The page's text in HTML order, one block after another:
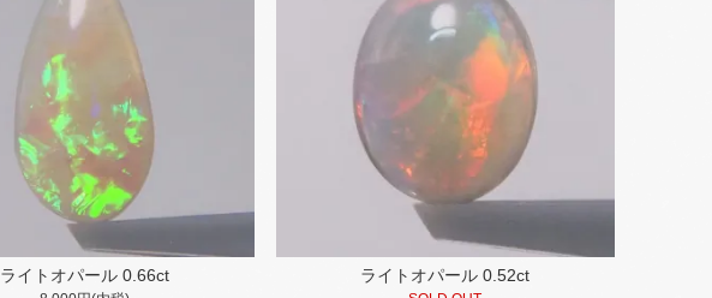
ライトオパール 0.66ct ライトオパール 0.52ct